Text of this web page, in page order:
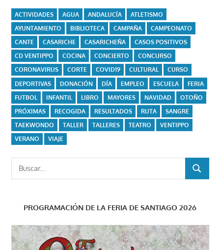
ACTIVIDADES AGUA ANDALUCÍA
ATLETISMO
AYUNTAMIENTO
BIBLIOTECA CAMPAÑA
CAMPEONATO
CANTE
CASARICHE CASARICHEÑA
CASOS POSITIVOS
CD VENTIPPO
COCINA CONCIERTO
CONCURSO
CORONAVIRUS
CORTE COVID19 CULTURAL
CURSO
DEPORTIVAS
DONACIÓN DÍA EMPLEO ESCUELA
FERIA
FUTBOL
INFANTIL LIBRO MAYORES NAVIDAD
OTOÑO
PRÓXIMAS
RECOGIDA RESULTADOS RUTA
SANGRE
TAEKWONDO
TALLER TALLERES TEATRO
VENTIPPO
VERANO
VIAJE
Buscar:
BUSCAR
PROGRAMACIÓN DE LA FERIA DE SANTIAGO 2026